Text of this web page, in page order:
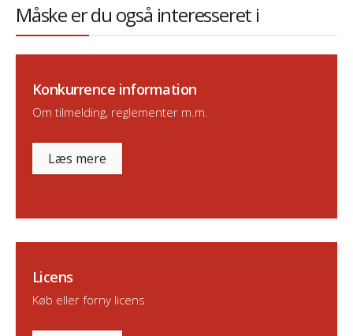
Måske er du også interesseret i
Konkurrence information
Om tilmelding, reglementer m.m.
Læs mere
Licens
Køb eller forny licens